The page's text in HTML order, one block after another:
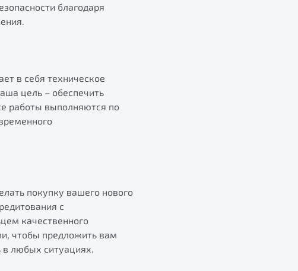
благодаря
в себя техническое
цель – обеспечить
работы выполняются по
покупку вашего нового
с
качественного
чтобы предложить вам
любых ситуациях.